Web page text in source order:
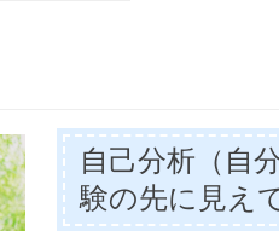
自己分析（自
験の先に見え